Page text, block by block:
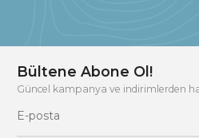
Bültene Abone Ol!
Güncel kampanya ve indirimlerden